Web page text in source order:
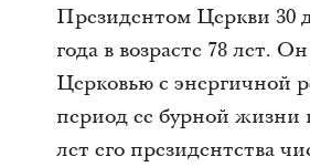
Президентом Церкви 30
года в возрасте 78 лет.
Церковью с энергичной
период ее бурной жизни
лет его президентства